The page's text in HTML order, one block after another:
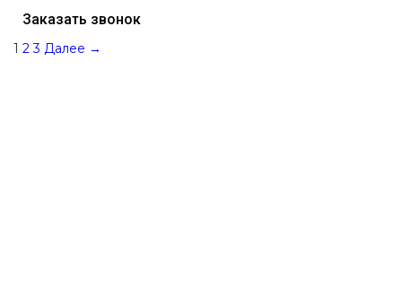
Заказать звонок
1 2 3 Далее →